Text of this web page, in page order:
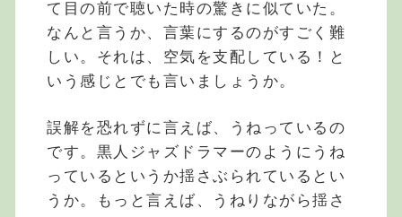
て目の前で聴いた時の驚きに似ていた。
なんと言うか、言葉にするのがすごく難
しい。それは、空気を支配している！と
いう感じとでも言いましょうか。
誤解を恐れずに言えば、うねっているの
です。黒人ジャズドラマーのようにうね
っているというか揺さぶられているとい
うか。もっと言えば、うねりながら揺さ